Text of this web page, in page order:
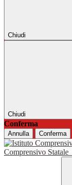
Chiudi
Chiudi
Conferma
Annulla Conferma
Comprensivo Statale